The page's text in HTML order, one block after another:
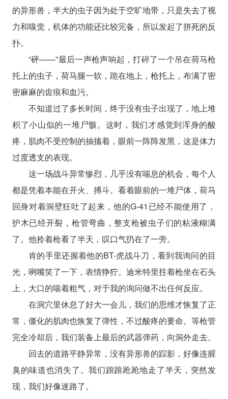
的异形兽，半大的虫子因为处于空旷地带，只是失去了视
力和嗅觉，机体的功能还比较完备，所以发起了拼死的反
扑。
“砰——”最后一声枪声响起，打碎了一个吊在荷马枪
托上的虫子，荷马腿一软，跪在地上，枪托上，布满了密
密麻麻的齿痕和血污。
不知道过了多长时间，终于没有虫子出现了，地上堆
积了小山似的一堆尸骸。这时，我们才感觉到浑身的酸
疼，肌肉不受控制的抽搐着，眼前一阵阵发黑，这是体力
过度透支的表现。
这一场战斗异常惨烈，几乎没有喘息的机会，每个人
都是凭着本能在开火、搏斗。看着眼前的一堆尸体，荷马
回身对着洞壁狂吐了起来，他的G-41已经不能使用了，
护木已经开裂，枪管弯曲，整支枪被虫子们的粘液糊满
了。他拎着枪看了半天，叹口气扔在了一旁。
肯的手里还握着他的BT-虎战斗刀，看到我询问的目
光，咧嘴笑了一下，表情狰狞。迪米特里拄着枪坐在石头
上，大口的喘着粗气，对于我的询问做不出任何反应。
在洞穴里休息了好大一会儿，我们的思维才恢复了正
常，僵化的肌肉也恢复了弹性，不过酸疼的要命。等枪管
完全冷却后，我们装备上最后的武器弹药，向洞外走去。
回去的道路平静异常，没有异形兽的踪影，好像连腥
臭的味道也消失了。我们踉踉跄跄地走了半天，突然发
现，我们好像迷路了。